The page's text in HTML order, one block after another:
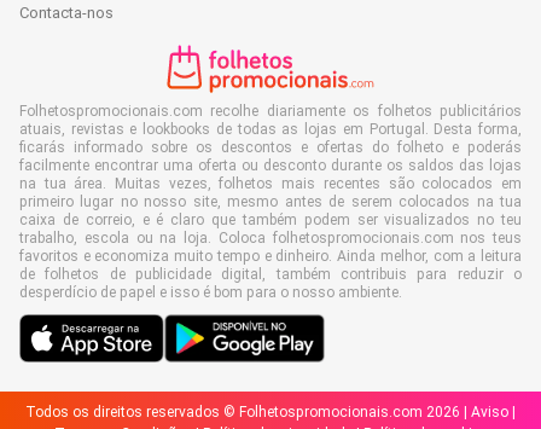
Contacta-nos
Folhetospromocionais.com recolhe diariamente os folhetos publicitários
atuais, revistas e lookbooks de todas as lojas em Portugal. Desta forma,
ficarás informado sobre os descontos e ofertas do folheto e poderás
facilmente encontrar uma oferta ou desconto durante os saldos das lojas
na tua área. Muitas vezes, folhetos mais recentes são colocados em
primeiro lugar no nosso site, mesmo antes de serem colocados na tua
caixa de correio, e é claro que também podem ser visualizados no teu
trabalho, escola ou na loja. Coloca folhetospromocionais.com nos teus
favoritos e economiza muito tempo e dinheiro. Ainda melhor, com a leitura
de folhetos de publicidade digital, também contribuis para reduzir o
desperdício de papel e isso é bom para o nosso ambiente.
Todos os direitos reservados © Folhetospromocionais.com 2026 | Aviso